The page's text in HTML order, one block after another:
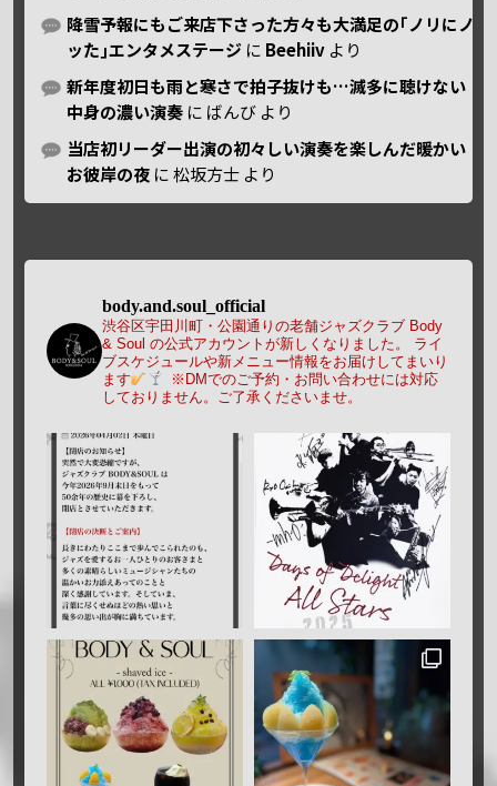
降雪予報にもご来店下さった方々も大満足の｢ノリにノ
ッた｣エンタメステージ に Beehiiv より
新年度初日も雨と寒さで拍子抜けも…滅多に聴けない
中身の濃い演奏 に ばんび より
当店初リーダー出演の初々しい演奏を楽しんだ暖かい
お彼岸の夜 に松坂方士 より
body.and.soul_official
渋谷区宇田川町・公園通りの老舗ジャズクラブ Body
& Soul の公式アカウントが新しくなりました。
ライ
ブスケジュールや新メニュー情報をお届けしてまいり
ます
※DMでのご予約・お問い合わせには対応
しておりません。ご了承くださいませ。